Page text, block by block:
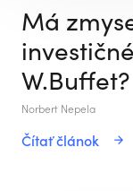
Má
W.Buffet?
Norbert Nepela
Čítať článok